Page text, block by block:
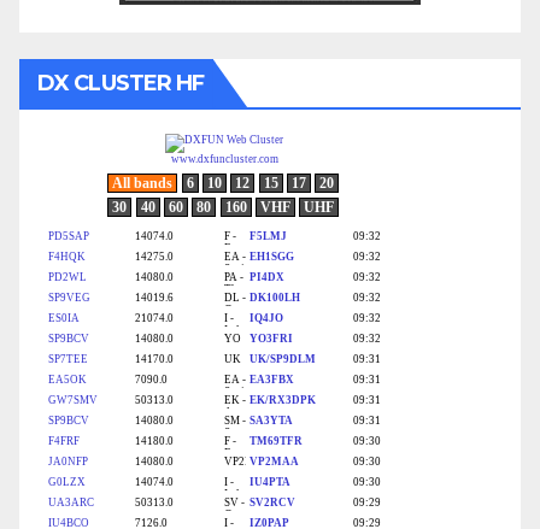
DX CLUSTER HF